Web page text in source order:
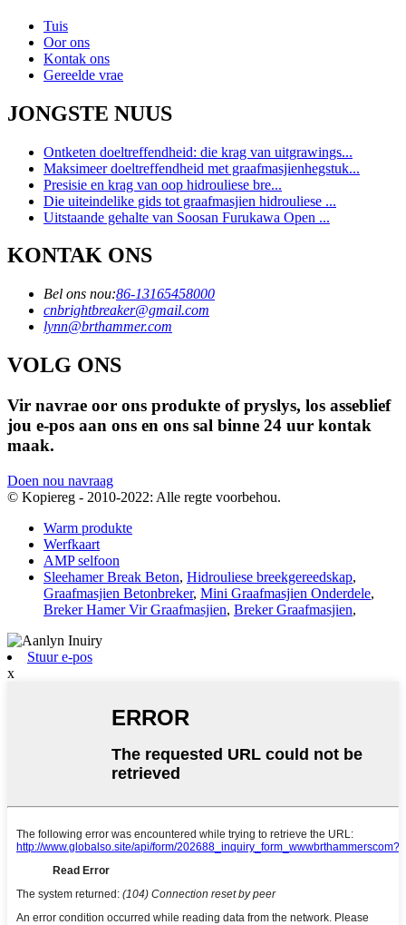
Tuis
Oor ons
Kontak ons
Gereelde vrae
JONGSTE NUUS
Ontketen doeltreffendheid: die krag van uitgrawings...
Maksimeer doeltreffendheid met graafmasjienhegstuk...
Presisie en krag van oop hidrouliese bre...
Die uiteindelike gids tot graafmasjien hidrouliese ...
Uitstaande gehalte van Soosan Furukawa Open ...
KONTAK ONS
Bel ons nou:86-13165458000
cnbrightbreaker@gmail.com
lynn@brthammer.com
VOLG ONS
Vir navrae oor ons produkte of pryslys, los asseblief
jou e-pos aan ons en ons sal binne 24 uur kontak
maak.
Doen nou navraag
© Kopiereg - 2010-2022: Alle regte voorbehou.
Warm produkte
Werfkaart
AMP selfoon
Sleehamer Break Beton, Hidrouliese breekgereedskap,
Graafmasjien Betonbreker, Mini Graafmasjien Onderdele,
Breker Hamer Vir Graafmasjien, Breker Graafmasjien,
Stuur e-pos
x